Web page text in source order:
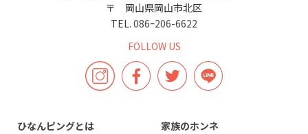
〒 岡山県岡山市北区
TEL. 086ｰ206-6622
FOLLOW US
ひなんピングとは 家族のホンネ